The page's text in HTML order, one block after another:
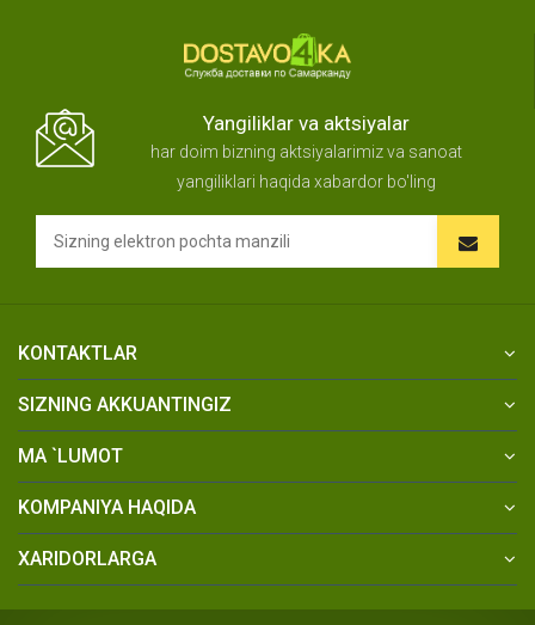
Yangiliklar va aktsiyalar
har doim bizning aktsiyalarimiz va sanoat
yangiliklari haqida xabardor bo'ling
KONTAKTLAR
SIZNING AKKUANTINGIZ
MA `LUMOT
KOMPANIYA HAQIDA
XARIDORLARGA